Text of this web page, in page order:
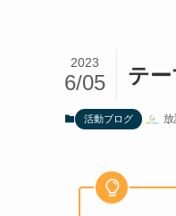
テ
2023
6/05
活動ブログ